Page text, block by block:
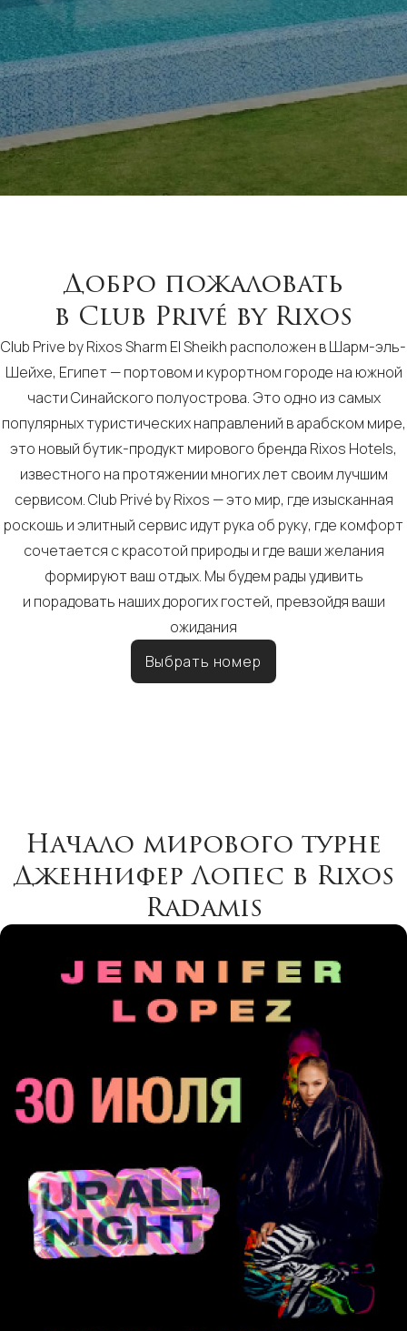
Добро пожаловать
в Club Privé by Rixos
Club Prive by Rixos Sharm El Sheikh расположен в Шарм-эль-
Шейхе, Египет — портовом и курортном городе на южной
части Синайского полуострова. Это одно из самых
популярных туристических направлений в арабском мире,
это новый бутик-продукт мирового бренда Rixos Hotels,
известного на протяжении многих лет своим лучшим
сервисом. Club Privé by Rixos — это мир, где изысканная
роскошь и элитный сервис идут рука об руку, где комфорт
сочетается с красотой природы и где ваши желания
формируют ваш отдых. Мы будем рады удивить
и порадовать наших дорогих гостей, превзойдя ваши
ожидания
Выбрать номер
Начало мирового турне
Дженнифер Лопес в Rixos
Radamis